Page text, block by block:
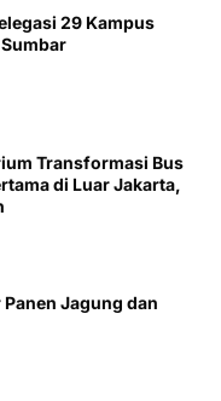
29 Kampus
Transformasi Bus
di Luar Jakarta,
Jagung dan